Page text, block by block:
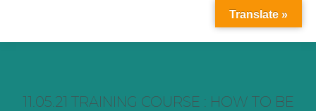
11.05.21 TRAINING COURSE : HOW TO BE
Translate »